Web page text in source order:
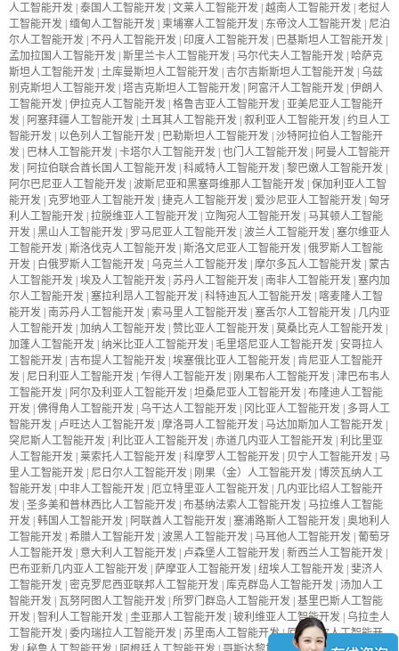
人工智能开发 | 泰国人工智能开发 | 文莱人工智能开发 | 越南人工智能开发 | 老挝人
工智能开发 | 缅甸人工智能开发 | 柬埔寨人工智能开发 | 东帝汶人工智能开发 | 尼泊
尔人工智能开发 | 不丹人工智能开发 | 印度人工智能开发 | 巴基斯坦人工智能开发 |
孟加拉国人工智能开发 | 斯里兰卡人工智能开发 | 马尔代夫人工智能开发 | 哈萨克
斯坦人工智能开发 | 土库曼斯坦人工智能开发 | 吉尔吉斯斯坦人工智能开发 | 乌兹
别克斯坦人工智能开发 | 塔吉克斯坦人工智能开发 | 阿富汗人工智能开发 | 伊朗人
工智能开发 | 伊拉克人工智能开发 | 格鲁吉亚人工智能开发 | 亚美尼亚人工智能开
发 | 阿塞拜疆人工智能开发 | 土耳其人工智能开发 | 叙利亚人工智能开发 | 约旦人工
智能开发 | 以色列人工智能开发 | 巴勒斯坦人工智能开发 | 沙特阿拉伯人工智能开
发 | 巴林人工智能开发 | 卡塔尔人工智能开发 | 也门人工智能开发 | 阿曼人工智能开
发 | 阿拉伯联合酋长国人工智能开发 | 科威特人工智能开发 | 黎巴嫩人工智能开发 |
阿尔巴尼亚人工智能开发 | 波斯尼亚和黑塞哥维那人工智能开发 | 保加利亚人工智
能开发 | 克罗地亚人工智能开发 | 捷克人工智能开发 | 爱沙尼亚人工智能开发 | 匈牙
利人工智能开发 | 拉脱维亚人工智能开发 | 立陶宛人工智能开发 | 马其顿人工智能
开发 | 黑山人工智能开发 | 罗马尼亚人工智能开发 | 波兰人工智能开发 | 塞尔维亚人
工智能开发 | 斯洛伐克人工智能开发 | 斯洛文尼亚人工智能开发 | 俄罗斯人工智能
开发 | 白俄罗斯人工智能开发 | 乌克兰人工智能开发 | 摩尔多瓦人工智能开发 | 蒙古
人工智能开发 | 埃及人工智能开发 | 苏丹人工智能开发 | 南非人工智能开发 | 塞内加
尔人工智能开发 | 塞拉利昂人工智能开发 | 科特迪瓦人工智能开发 | 喀麦隆人工智
能开发 | 南苏丹人工智能开发 | 索马里人工智能开发 | 塞舌尔人工智能开发 | 几内亚
人工智能开发 | 加纳人工智能开发 | 赞比亚人工智能开发 | 莫桑比克人工智能开发 |
加蓬人工智能开发 | 纳米比亚人工智能开发 | 毛里塔尼亚人工智能开发 | 安哥拉人
工智能开发 | 吉布提人工智能开发 | 埃塞俄比亚人工智能开发 | 肯尼亚人工智能开
发 | 尼日利亚人工智能开发 | 乍得人工智能开发 | 刚果布人工智能开发 | 津巴布韦人
工智能开发 | 阿尔及利亚人工智能开发 | 坦桑尼亚人工智能开发 | 布隆迪人工智能
开发 | 佛得角人工智能开发 | 乌干达人工智能开发 | 冈比亚人工智能开发 | 多哥人工
智能开发 | 卢旺达人工智能开发 | 摩洛哥人工智能开发 | 马达加斯加人工智能开发 |
突尼斯人工智能开发 | 利比亚人工智能开发 | 赤道几内亚人工智能开发 | 利比里亚
人工智能开发 | 莱索托人工智能开发 | 科摩罗人工智能开发 | 贝宁人工智能开发 | 马
里人工智能开发 | 尼日尔人工智能开发 | 刚果（金）人工智能开发 | 博茨瓦纳人工
智能开发 | 中非人工智能开发 | 厄立特里亚人工智能开发 | 几内亚比绍人工智能开
发 | 圣多美和普林西比人工智能开发 | 布基纳法索人工智能开发 | 马拉维人工智能
开发 | 韩国人工智能开发 | 阿联酋人工智能开发 | 塞浦路斯人工智能开发 | 奥地利人
工智能开发 | 希腊人工智能开发 | 波黑人工智能开发 | 马耳他人工智能开发 | 葡萄牙
人工智能开发 | 意大利人工智能开发 | 卢森堡人工智能开发 | 新西兰人工智能开发 |
巴布亚新几内亚人工智能开发 | 萨摩亚人工智能开发 | 纽埃人工智能开发 | 斐济人
工智能开发 | 密克罗尼西亚联邦人工智能开发 | 库克群岛人工智能开发 | 汤加人工
智能开发 | 瓦努阿图人工智能开发 | 所罗门群岛人工智能开发 | 基里巴斯人工智能
开发 | 智利人工智能开发 | 圭亚那人工智能开发 | 玻利维亚人工智能开发 | 乌拉圭人
工智能开发 | 委内瑞拉人工智能开发 | 苏里南人工智能开发|厄瓜多尔人工智能开